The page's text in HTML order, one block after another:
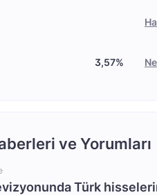
3,57%
ve Yorumları
Türk